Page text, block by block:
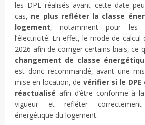
les DPE réalisés avant cette date
cas, ne plus refléter la classe
logement, notamment pour les
l’électricité. En effet, le mode de calcul
2026 afin de corriger certains biais, ce
changement de classe
est donc recommandé, avant une
mise en location, de vérifier si le
réactualisé afin d’être conforme à
vigueur et refléter
énergétique du logement.